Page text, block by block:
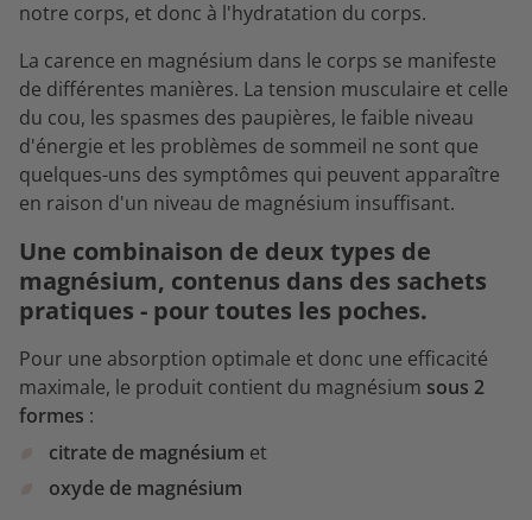
notre corps, et donc à l'hydratation du corps.
La carence en magnésium dans le corps se manifeste
de différentes manières. La tension musculaire et celle
du cou, les spasmes des paupières, le faible niveau
d'énergie et les problèmes de sommeil ne sont que
quelques-uns des symptômes qui peuvent apparaître
en raison d'un niveau de magnésium insuffisant.
Une combinaison de deux types de
magnésium, contenus dans des sachets
pratiques - pour toutes les poches.
Pour une absorption optimale et donc une efficacité
maximale, le produit contient du magnésium sous 2
formes :
citrate de magnésium et
oxyde de magnésium